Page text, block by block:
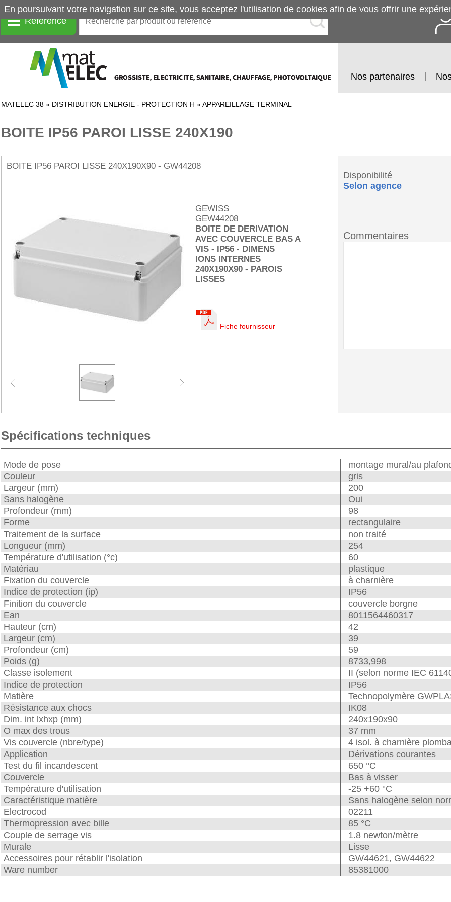
Référence
Nos partenaires
MATELEC 38 » DISTRIBUTION ENERGIE - PROTECTION H »APPAREILLAGE TERMINAL
BOITE IP56 PAROI LISSE 240X190
BOITE IP56 PAROI LISSE 240X190X90 - GW44208
GEWISS
GEW44208
BOITE DE DERIVATION
AVEC COUVERCLE BAS A
VIS - IP56 - DIMENS
IONS INTERNES
240X190X90 - PAROIS
LISSES
Fiche fournisseur
Disponibilité
Selon agence
Commentaires
Spécifications techniques
Mode de pose
montage mural/au
Couleur
gris
Largeur (mm)
200
Sans halogène
Oui
Profondeur (mm)
98
Forme
rectangulaire
Traitement de la surface
non traité
Longueur (mm)
254
Température d'utilisation (°c)
60
Matériau
plastique
Fixation du couvercle
à charnière
Indice de protection (ip)
IP56
Finition du couvercle
couvercle borgne
Ean
8011564460317
Hauteur (cm)
42
Largeur (cm)
39
Profondeur (cm)
59
Poids (g)
8733,998
Classe isolement
II (selon norme IEC
Indice de protection
IP56
Matière
Technopolymère
Résistance aux chocs
IK08
Dim. int lxhxp (mm)
240x190x90
O max des trous
37 mm
Vis couvercle (nbre/type)
4 isol. à charnière
Application
Dérivations courantes
Test du fil incandescent
650 °C
Couvercle
Bas à visser
Température d'utilisation
-25 +60 °C
Caractéristique matière
Sans halogène selon
Electrocod
02211
Thermopression avec bille
85 °C
Couple de serrage vis
1.8 newton/mètre
Murale
Lisse
Accessoires pour rétablir l'isolation
GW44621, GW44622
Ware number
85381000
En poursuivant votre navigation sur ce site, vous acceptez l'utilisation de cookies afin de vous offrir une